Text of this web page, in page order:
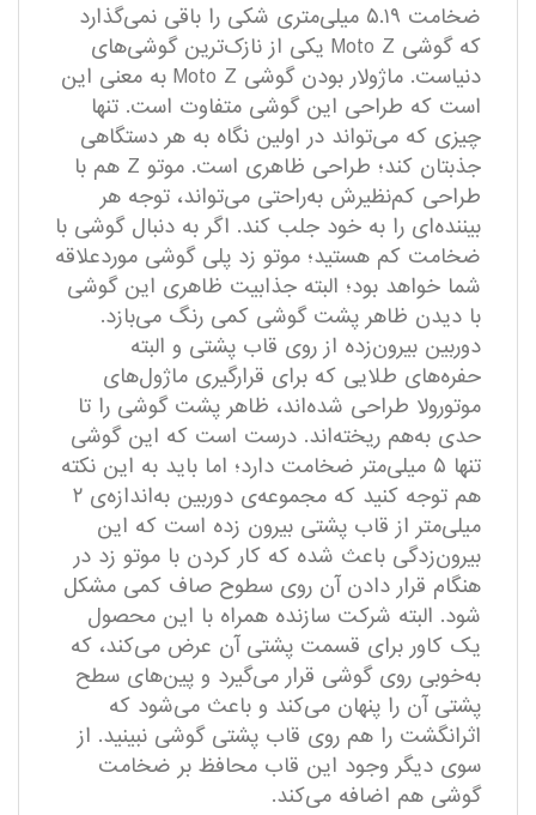
ضخامت ۵.۱۹ میلی‌متری شکی را باقی نمی‌گذارد
که گوشی Moto Z یکی از نازک‌ترین گوشی‌های
دنیاست. ماژولار بودن گوشی Moto Z به معنی این
است که طراحی این گوشی متفاوت است. تنها
چیزی که می‌تواند در اولین نگاه به هر دستگاهی
جذبتان ‌کند؛ طراحی ظاهری است. موتو Z هم با
طراحی کم‌نظیرش به‌راحتی می‌تواند، توجه هر
بیننده‌ای را به خود جلب کند. اگر به دنبال گوشی با
ضخامت کم هستید؛ موتو زد پلی گوشی موردعلاقه
شما خواهد بود؛ البته جذابیت ظاهری این گوشی
با دیدن ظاهر پشت گوشی کمی رنگ می‌بازد.
دوربین بیرون‌زده از روی قاب پشتی و البته
حفره‌های طلایی که برای قرارگیری ماژول‌های
موتورولا طراحی شده‌اند، ظاهر پشت گوشی را تا
حدی به‌هم‌ ریخته‌اند. درست است که این گوشی
تنها ۵ میلی‌متر ضخامت دارد؛ اما باید به این نکته
هم توجه کنید که مجموعه‌ی دوربین به‌اندازه‌ی ۲
میلی‌متر از قاب پشتی بیرون زده است که این
بیرون‌زدگی باعث شده که کار کردن با موتو زد در
هنگام قرار دادن آن روی سطوح صاف کمی مشکل
شود. البته شرکت سازنده همراه با این محصول
یک کاور برای قسمت پشتی آن عرض می‌کند، که
به‌خوبی روی گوشی قرار می‌گیرد و پین‌های سطح
پشتی آن را پنهان می‌کند و باعث می‌شود که
اثرانگشت را هم روی قاب پشتی گوشی نبینید. از
سوی دیگر وجود این قاب محافظ بر ضخامت
گوشی هم اضافه می‌کند.